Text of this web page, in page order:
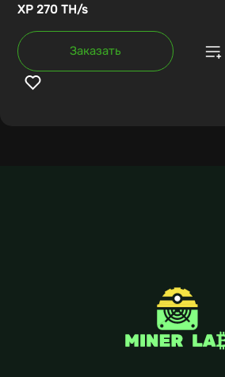
XP 270 TH/s
Заказать